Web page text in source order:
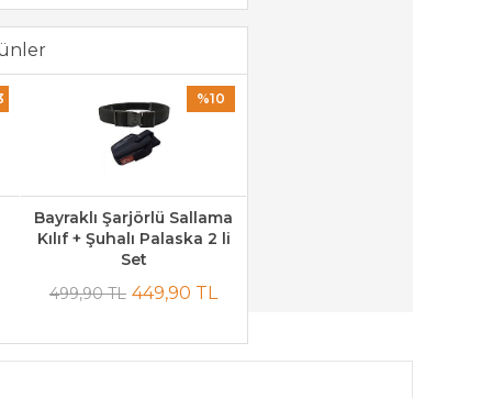
%10
Bayraklı Şarjörlü Sallama
Kılıf + Şuhalı Palaska 2 li
Set
499,90 TL 449,90 TL